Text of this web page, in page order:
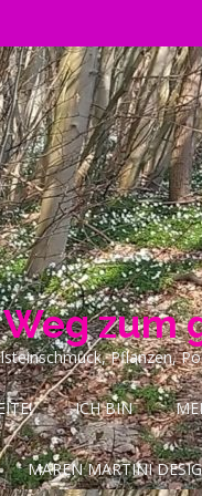
zum
Pflanzen,
ICH BIN
MAREN MARTINI